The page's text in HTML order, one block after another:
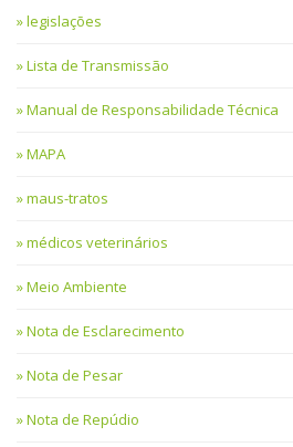
legislações
Lista de Transmissão
Manual de Responsabilidade Técnica
MAPA
maus-tratos
médicos veterinários
Meio Ambiente
Nota de Esclarecimento
Nota de Pesar
Nota de Repúdio